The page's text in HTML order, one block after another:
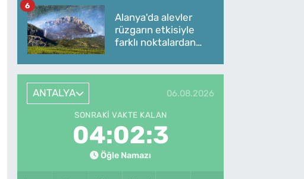
Alanya'da alevler
rüzgarın etkisiyle
farklı noktalardan
6
ANTALYA 06.08.2026
SONRAKI VAKTE KALAN
04:02:3
Öğle Namazı